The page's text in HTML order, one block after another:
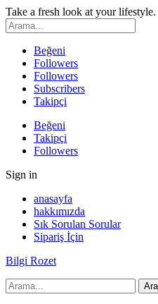
Take a fresh look at your lifestyle.
Beğeni
Followers
Followers
Subscribers
Takipçi
Beğeni
Takipçi
Followers
Sign in
anasayfa
hakkımızda
Sık Sorulan Sorular
Sipariş İçin
Bilgi Rozet